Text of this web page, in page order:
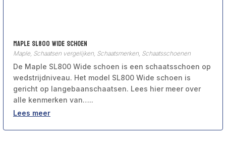
Maple SL800 Wide schoen
Maple, Schaatsen vergelijken, Schaatsmerken, Schaatsschoenen
De Maple SL800 Wide schoen is een schaatsschoen op
wedstrijdniveau. Het model SL800 Wide schoen is
gericht op langebaanschaatsen. Lees hier meer over
alle kenmerken van…..
Lees meer